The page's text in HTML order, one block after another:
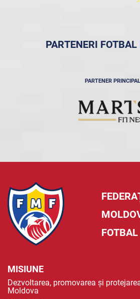
PARTENERI
PARTENER PRINCIPAL
FOTBAL
MISIUNE
Dezvoltarea, promovarea și
Moldova